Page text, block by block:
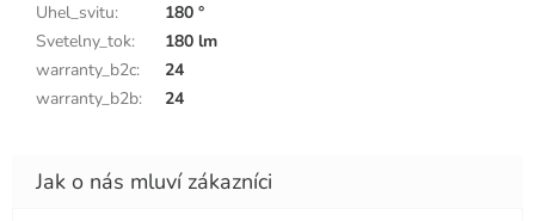
Uhel_svitu:
180 °
Svetelny_tok:
180 lm
warranty_b2c:
24
warranty_b2b: 24